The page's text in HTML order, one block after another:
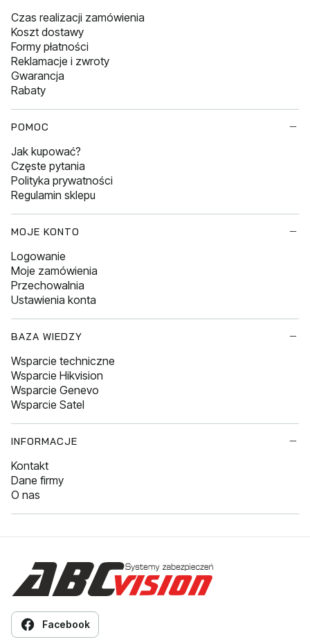
Czas realizacji zamówienia
Koszt dostawy
Formy płatności
Reklamacje i zwroty
Gwarancja
Rabaty
POMOC
Jak kupować?
Częste pytania
Polityka prywatności
Regulamin sklepu
MOJE KONTO
Logowanie
Moje zamówienia
Przechowalnia
Ustawienia konta
BAZA WIEDZY
Wsparcie techniczne
Wsparcie Hikvision
Wsparcie Genevo
Wsparcie Satel
INFORMACJE
Kontakt
Dane firmy
O nas
Facebook